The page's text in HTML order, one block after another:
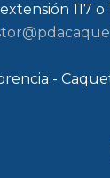
117 o
-